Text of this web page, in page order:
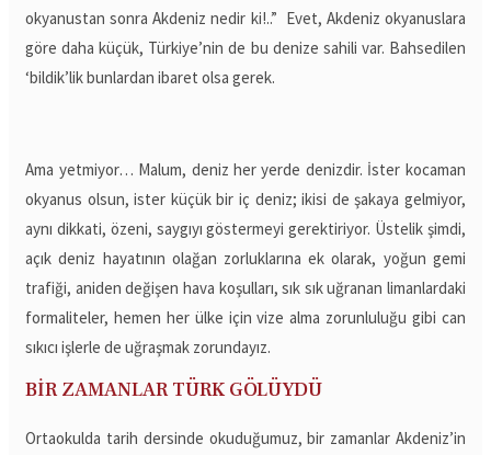
okyanustan sonra Akdeniz nedir ki!..” Evet, Akdeniz okyanuslara
göre daha küçük, Türkiye’nin de bu denize sahili var. Bahsedilen
‘bildik’lik bunlardan ibaret olsa gerek.
Ama yetmiyor… Malum, deniz her yerde denizdir. İster kocaman
okyanus olsun, ister küçük bir iç deniz; ikisi de şakaya gelmiyor,
aynı dikkati, özeni, saygıyı göstermeyi gerektiriyor. Üstelik şimdi,
açık deniz hayatının olağan zorluklarına ek olarak, yoğun gemi
trafiği, aniden değişen hava koşulları, sık sık uğranan limanlardaki
formaliteler, hemen her ülke için vize alma zorunluluğu gibi can
sıkıcı işlerle de uğraşmak zorundayız.
BİR ZAMANLAR TÜRK GÖLÜYDÜ
Ortaokulda tarih dersinde okuduğumuz, bir zamanlar Akdeniz’in